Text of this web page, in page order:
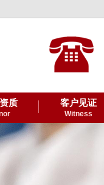
质 客户见证
Witness